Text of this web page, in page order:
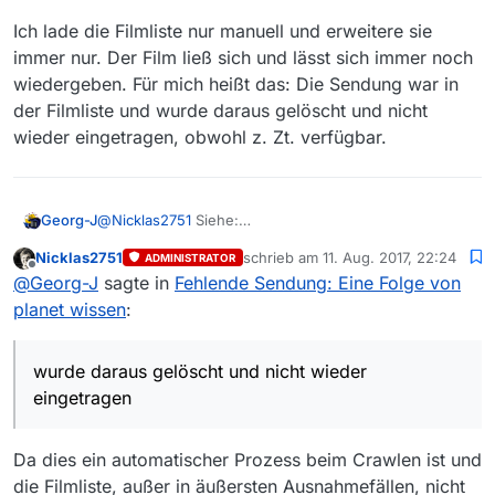
Ich lade die Filmliste nur manuell und erweitere sie
immer nur. Der Film ließ sich und lässt sich immer noch
wiedergeben. Für mich heißt das: Die Sendung war in
der Filmliste und wurde daraus gelöscht und nicht
wieder eingetragen, obwohl z. Zt. verfügbar.
Georg-J@Nicklas2751 Siehe:
Ich lade die Filmliste nur manuell und erweitere sie
immer nur. Der Film ließ sich und lässt sich immer
noch wiedergeben. Für mich heißt das: Die Sendung
Offline
Nicklas2751 ADMINISTRATOR schrieb am 11. Aug. 2017, 22:24
zuletzt editiert von
@Georg-J sagte in Fehlende Sendung: Eine Folge von
planet wissen:
wurde daraus gelöscht und nicht wieder
eingetragen
Da dies ein automatischer Prozess beim Crawlen ist und
die Filmliste, außer in äußersten Ausnahmefällen, nicht